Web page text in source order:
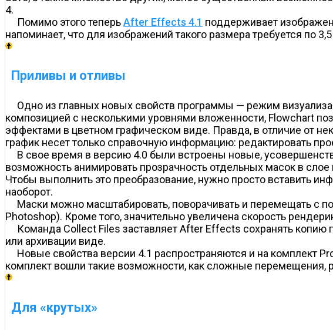
4.
Помимо этого теперьAfter Effects 4.1 поддерживает
напоминает, что для изображений такого размера требуется по
Приливы и отливы
Одно из главных новых свойств программы — режим
композицией с несколькими уровнями вложенности, Flowchart
эффектами в цветном графическом виде. Правда, в отличие от
график несет только справочную информацию: редактировать
В свое время в версию 4.0 были встроены новые,
возможность анимировать прозрачность отдельных масок в
Чтобы выполнить это преобразование, нужно просто вставить
наоборот.
Маски можно масштабировать, поворачивать и перемещать с
Photoshop). Кроме того, значительно увеличена скорость
Команда Collect Files заставляет After Effects сохранять
или архивации виде.
Новые свойства версии 4.1 распространяются и на комплект
комплект вошли такие возможности, как сложные перемещения,
Для «крутых»